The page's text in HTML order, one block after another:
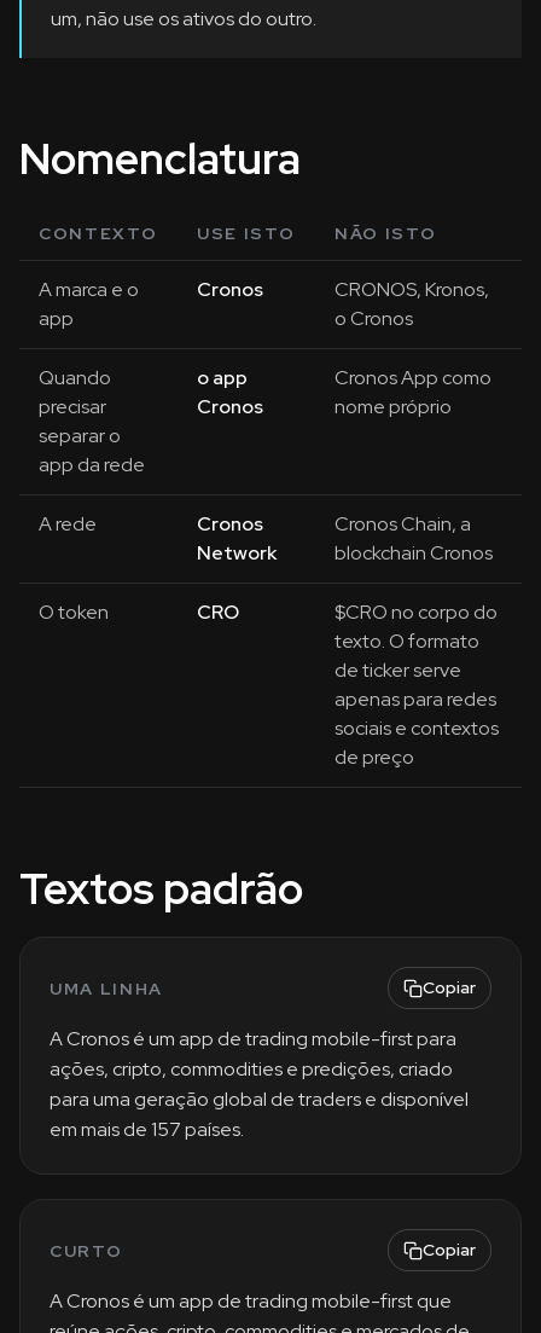
um, não use os ativos do outro.
Nomenclatura
CONTEXTO USE ISTO NÃO ISTO
A marca e o
app
Cronos
CRONOS, Kronos,
o Cronos
Quando
precisar
separar o
app da rede
o app
Cronos
Cronos App como
nome próprio
A rede
Cronos
Network
Cronos Chain, a
blockchain Cronos
O token CRO
$CRO no corpo do
texto. O formato
de ticker serve
apenas para redes
sociais e contextos
de preço
Textos padrão
UMA LINHA Copiar
A Cronos é um app de trading mobile-first para
ações, cripto, commodities e predições, criado
para uma geração global de traders e disponível
em mais de 157 países.
CURTO Copiar
A Cronos é um app de trading mobile-first que